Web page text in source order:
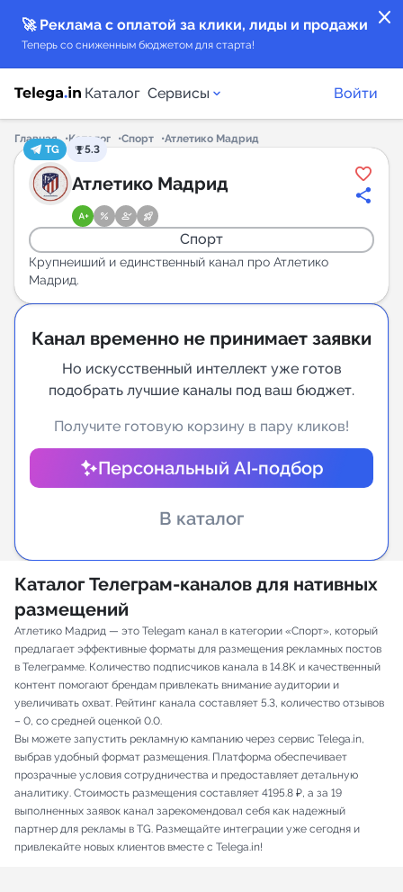
close
🚀 Реклама с оплатой за клики, лиды и продажи
Теперь со сниженным бюджетом для старта!
Каталог Сервисы
Каталог каналов
Каталог ботов
Горящие предложения
Индекс читаемости каналов в Telegram
Аналитика MAX каналов
New
Индивидуальное сопровождение
Аналитика Telegram
Войти
Главная Каталог Спорт
Атлетико Мадрид
TG
5.3
Атлетико Мадрид
Спорт
Крупнеиший и единственный канал про Атлетико
Мадрид.
Канал временно не принимает заявки
Но искусственный интеллект уже готов
подобрать лучшие каналы под ваш бюджет.
Получите готовую корзину в пару кликов!
Персональный AI-подбор
В каталог
Каталог Телеграм-каналов для нативных
размещений
Атлетико Мадрид — это Telegam канал в категории «Спорт», который
предлагает эффективные форматы для размещения рекламных постов
в Телеграмме. Количество подписчиков канала в 14.8K и качественный
контент помогают брендам привлекать внимание аудитории и
увеличивать охват. Рейтинг канала составляет 5.3, количество отзывов
– 0, со средней оценкой 0.0.
Вы можете запустить рекламную кампанию через сервис Telega.in,
выбрав удобный формат размещения. Платформа обеспечивает
прозрачные условия сотрудничества и предоставляет детальную
аналитику. Стоимость размещения составляет 4195.8 ₽, а за 19
выполненных заявок канал зарекомендовал себя как надежный
партнер для рекламы в TG. Размещайте интеграции уже сегодня и
привлекайте новых клиентов вместе с Telega.in!